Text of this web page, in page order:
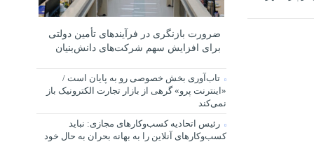
ضرورت بازنگری در فرآیندهای تأمین دولتی
برای افزایش سهم شرکت‌های دانش‌بنیان
تاب‌آوری بخش خصوصی رو به پایان است /
«اینترنت پرو» گرهی از بازار تجارت الکترونیک باز
نمی‌کند
رئیس اتحادیه کسب‌وکارهای مجازی: نباید
کسب‌وکارهای آنلاین را به بهانه بحران به حال خود